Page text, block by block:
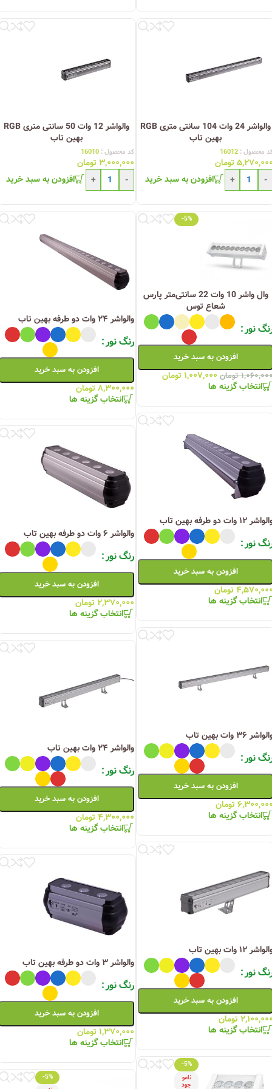
والواشر 24 وات 104 سانتی متری RGB
بهین تاب
محصول : 16012
تومان
-
+ افزودن به سبد خرید
والواشر 12 وات 50 سانتی متری RGB
بهین تاب
کد محصول : 16010
۳,۰۰۰,۰۰۰ تومان
-
+ افزودن به سبد خرید
-5%
وال واشر 10 وات 22 سانتی‌متر پارس
شعاع توس
نور
افزودن به سبد خرید
تومان ۱,۰۰۷,۰۰۰ تومان
انتخاب گزینه ها
والواشر ۲۴ وات دو طرفه بهین تاب
رنگ نور
افزودن به سبد خرید
۸,۳۰۰,۰۰۰تومان
انتخاب گزینه ها
۱۲ وات دو طرفه بهین تاب
نور
افزودن به سبد خرید
تومان
انتخاب گزینه ها
والواشر ۶ وات دو طرفه بهین تاب
رنگ نور
افزودن به سبد خرید
۲,۳۷۰,۰۰۰ تومان
انتخاب گزینه ها
۳۶ وات بهین تاب
نور
افزودن به سبد خرید
تومان
انتخاب گزینه ها
والواشر ۲۴ وات بهین تاب
رنگ نور
افزودن به سبد خرید
۴,۳۰۰,۰۰۰ تومان
انتخاب گزینه ها
۱۲ وات بهین تاب
نور
افزودن به سبد خرید
تومان
انتخاب گزینه ها
والواشر ۳ وات دو طرفه بهین تاب
رنگ نور
افزودن به سبد خرید
۱,۳۷۰,۰۰۰ تومان
انتخاب گزینه ها
-5%
نامو
جود
-5%